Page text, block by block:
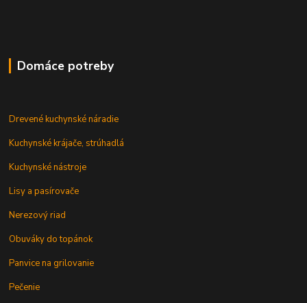
Domáce potreby
Drevené kuchynské náradie
Kuchynské krájače, strúhadlá
Kuchynské nástroje
Lisy a pasírovače
Nerezový riad
Obuváky do topánok
Panvice na grilovanie
Pečenie